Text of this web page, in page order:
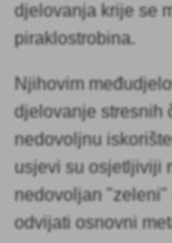
djelovanja krije se
piraklostrobina.
Njihovim
djelovanje stresnih
nedovoljnu
usjevi su osjetljiviji
nedovoljan "zeleni"
odvijati osnovni